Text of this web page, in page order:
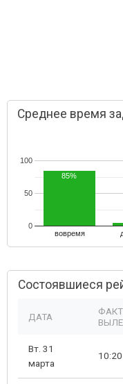
Среднее время
вовремя
0
50
100
85%
Состоявшиеся
ДАТА
Вт. 31
марта
10:20